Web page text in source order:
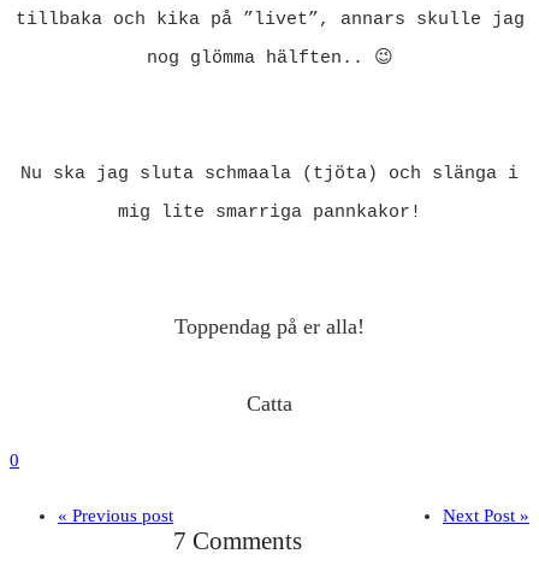
tillbaka och kika på ”livet”, annars skulle jag
nog glömma hälften.. 😉
Nu ska jag sluta schmaala (tjöta) och slänga i
mig lite smarriga pannkakor!
Toppendag på er alla!
Catta
0
« Previous post Next Post »
7 Comments